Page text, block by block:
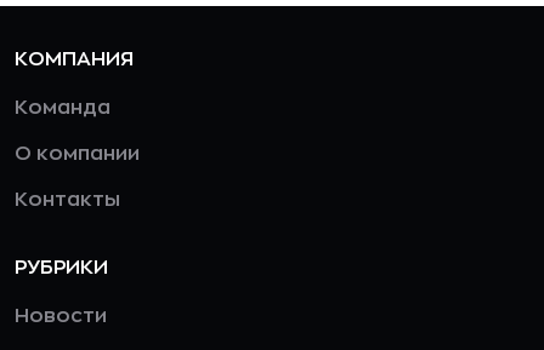
КОМПАНИЯ
Команда
О компании
Контакты
РУБРИКИ
Новости